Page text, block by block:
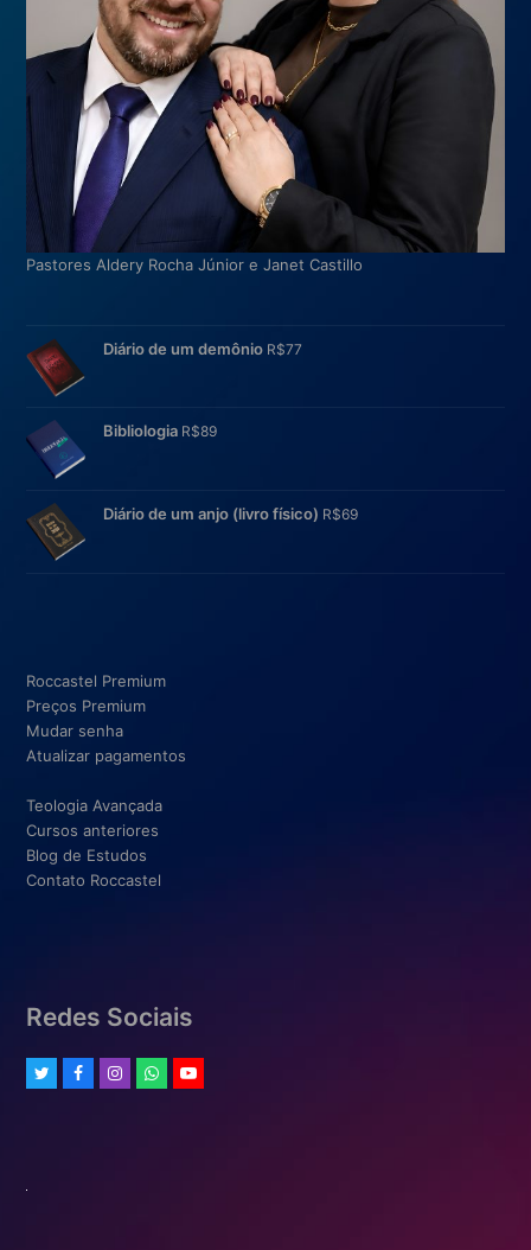
Pastores Aldery Rocha Júnior e Janet Castillo
Diário de um demônio R$77
Bibliologia R$89
Diário de um anjo (livro físico) R$69
Roccastel Premium
Preços Premium
Mudar senha
Atualizar pagamentos
Teologia Avançada
Cursos anteriores
Blog de Estudos
Contato Roccastel
Redes Sociais
TwitterFacebookInstagram
Whatsapp
Youtube